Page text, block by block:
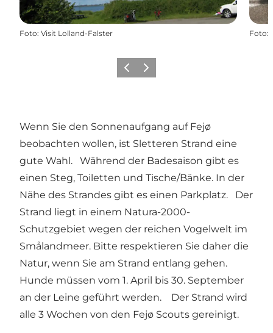
Foto: Visit Lolland-Falster Foto:
ZurückWeiter
Wenn Sie den Sonnenaufgang auf Fejø
beobachten wollen, ist Sletteren Strand eine
gute Wahl. Während der Badesaison gibt es
einen Steg, Toiletten und Tische/Bänke. In der
Nähe des Strandes gibt es einen Parkplatz. Der
Strand liegt in einem Natura-2000-
Schutzgebiet wegen der reichen Vogelwelt im
Smålandmeer. Bitte respektieren Sie daher die
Natur, wenn Sie am Strand entlang gehen.
Hunde müssen vom 1. April bis 30. September
an der Leine geführt werden. Der Strand wird
alle 3 Wochen von den Fejø Scouts gereinigt.